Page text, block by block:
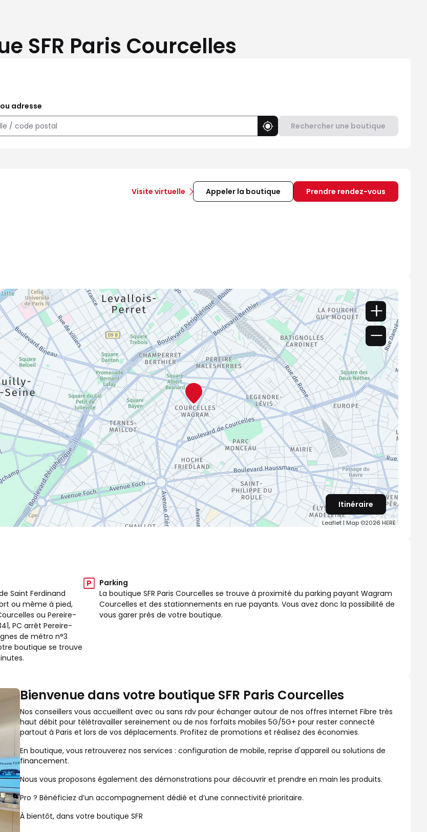
SFR Paris Courcelles
adresse
Utiliser ma position
Rechercher une boutique
Visite virtuelle Appeler la boutique Prendre rendez-vous
Leaflet| Map ©2026HERE
Itinéraire
Saint Ferdinand
ou même à pied,
ou Pereire-
PC arrêt Pereire-
de métro n°3
boutique se trouve
Parking
La boutique SFR Paris Courcelles se trouve à proximité du parking payant Wagram
Courcelles et des stationnements en rue payants. Vous avez donc la possibilité de
vous garer près de votre boutique.
Bienvenue dans votre boutique SFR Paris Courcelles
Nos conseillers vous accueillent avec ou sans rdv pour échanger autour de nos offres Internet Fibre très
haut débit pour télétravailler sereinement ou de nos forfaits mobiles 5G/5G+ pour rester connecté
partout à Paris et lors de vos déplacements. Profitez de promotions et réalisez des économies.
En boutique, vous retrouverez nos services : configuration de mobile, reprise d'appareil ou solutions de
financement.
Nous vous proposons également des démonstrations pour découvrir et prendre en main les produits.
Pro ? Bénéficiez d’un accompagnement dédié et d’une connectivité prioritaire.
À bientôt, dans votre boutique SFR